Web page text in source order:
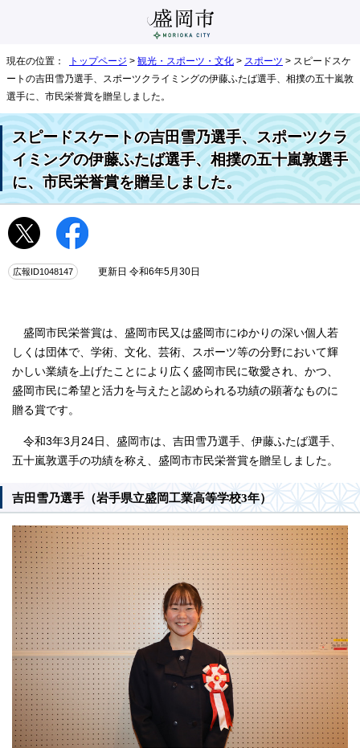
現在の位置： トップページ > 観光・スポーツ・文化 > スポーツ > スピードスケ
ートの吉田雪乃選手、スポーツクライミングの伊藤ふたば選手、相撲の五十嵐敦
選手に、市民栄誉賞を贈呈しました。
スピードスケートの吉田雪乃選手、スポーツクラ
イミングの伊藤ふたば選手、相撲の五十嵐敦選手
に、市民栄誉賞を贈呈しました。
広報ID1048147 更新日 令和6年5月30日
盛岡市民栄誉賞は、盛岡市民又は盛岡市にゆかりの深い個人若
しくは団体で、学術、文化、芸術、スポーツ等の分野において輝
かしい業績を上げたことにより広く盛岡市民に敬愛され、かつ、
盛岡市民に希望と活力を与えたと認められる功績の顕著なものに
贈る賞です。
令和3年3月24日、盛岡市は、吉田雪乃選手、伊藤ふたば選手、
五十嵐敦選手の功績を称え、盛岡市市民栄誉賞を贈呈しました。
吉田雪乃選手（岩手県立盛岡工業高等学校3年）